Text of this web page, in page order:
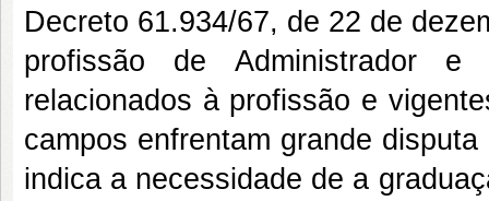
Decreto 61.934/67, de 22 de
profissão de Administrador e
relacionados à profissão e
campos enfrentam grande
indica a necessidade de a